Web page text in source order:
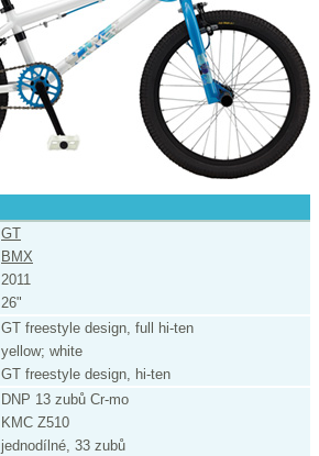
GT
BMX
2011
26"
GT freestyle design, full hi-ten
yellow; white
GT freestyle design, hi-ten
DNP 13 zubů Cr-mo
KMC Z510
jednodílné, 33 zubů